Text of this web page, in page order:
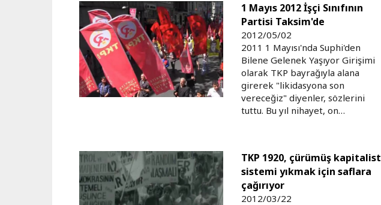
1 Mayıs 2012 İşçi Sınıfının
Partisi Taksim'de
2012/05/02
2011 1 Mayısı'nda Suphi'den
Bilene Gelenek Yaşıyor Girişimi
olarak TKP bayrağıyla alana
girerek "likidasyona son
vereceğiz" diyenler, sözlerini
tuttu. Bu yıl nihayet, on…
TKP 1920, çürümüş kapitalist
sistemi yıkmak için saflara
çağırıyor
2012/03/22